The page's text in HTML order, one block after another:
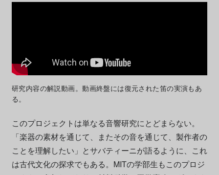
研究内容の解説動画。動画終盤には復元された笛の実演もあ
る。
このプロジェクトは単なる音響研究にとどまらない。
「楽器の素材を通じて、またその音を通じて、製作者の
ことを理解したい」とサバティーニが語るように、これ
は古代文化の探求でもある。MITの学部生もこのプロジ